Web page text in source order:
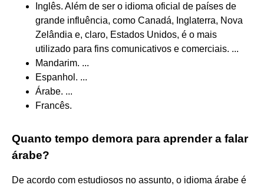
Inglês. Além de ser o idioma oficial de países de
grande influência, como Canadá, Inglaterra, Nova
Zelândia e, claro, Estados Unidos, é o mais
utilizado para fins comunicativos e comerciais. ...
Mandarim. ...
Espanhol. ...
Árabe. ...
Francês.
Quanto tempo demora para aprender a falar
árabe?
De acordo com estudiosos no assunto, o idioma árabe é